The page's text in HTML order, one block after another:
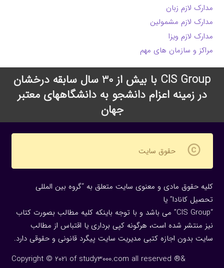
مدارک لازم زبان
مدارک لازم مشمولین
مدارک لازم ویزا
مراکز و سازمان های مهم
CIS Group با بیش از 30 سال سابقه درخشان
در زمینه اعزام دانشجو به دانشگاههای معتبر
جهان
copyright حقوق سایت
کلیه حقوق مادی و معنوی سایت متعلق به “گروه بین المللی
تحصیل کانادا” یا
“CIS Group” می باشد و با توجه باینکه کلیه مطالب بصورت کتاب
نیز منتشر شده است، هرگونه كپی برداری یا اقتباس از مطالب
سایت بدون اجازه كتبی مدیریت سایت پیگرد قانونی و حقوقی دارد.
Copyright © 2021 of study3000.com all reserved ®&